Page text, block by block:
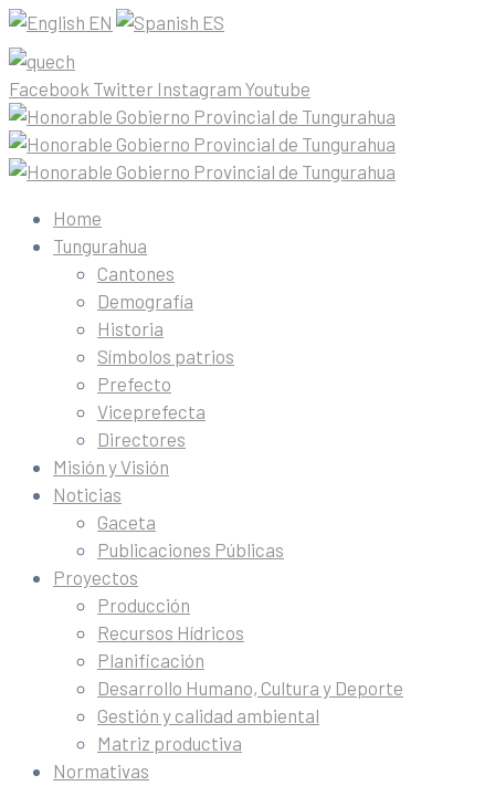
EN ES
Facebook Twitter Instagram Youtube
Home
Tungurahua
Cantones
Demografía
Historia
Símbolos patrios
Prefecto
Viceprefecta
Directores
Misión y Visión
Noticias
Gaceta
Publicaciones Públicas
Proyectos
Producción
Recursos Hídricos
Planificación
Desarrollo Humano, Cultura y Deporte
Gestión y calidad ambiental
Matriz productiva
Normativas